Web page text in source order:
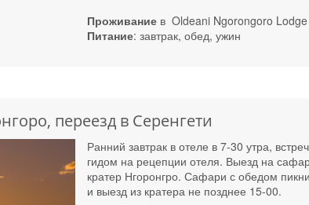
Проживание в Oldeani Ngorongoro Lodge
Питание: завтрак, обед, ужин
переезд в Серенгети
Ранний завтрак в отеле в 7-30 утра,
гидом на рецепции отеля. Выезд на
кратер Нгоронгро. Сафари с обедом
и выезд из кратера не позднее 15-00.